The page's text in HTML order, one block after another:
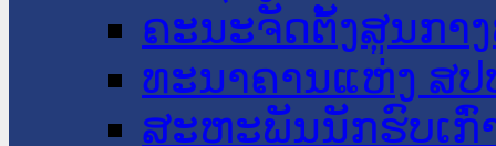
ຄະນະຈັດຕັ້ງສູນກາ
ທະນາຄານແຫ່ງ ສປ
ສະຫະພັນນັກຮົບເກົ່